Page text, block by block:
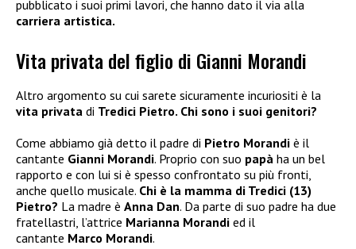
pubblicato i suoi primi lavori, che hanno dato il via alla
carriera artistica.
Vita privata del figlio di Gianni Morandi
Altro argomento su cui sarete sicuramente incuriositi è la
vita privata di Tredici Pietro. Chi sono i suoi genitori?
Come abbiamo già detto il padre di Pietro Morandi è il
cantante Gianni Morandi. Proprio con suo papà ha un bel
rapporto e con lui si è spesso confrontato su più fronti,
anche quello musicale. Chi è la mamma di Tredici (13)
Pietro? La madre è Anna Dan. Da parte di suo padre ha due
fratellastri, l’attrice Marianna Morandi ed il
cantante Marco Morandi.